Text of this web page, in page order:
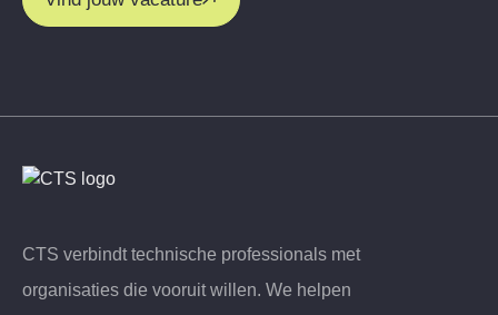
CTS verbindt technische professionals met
organisaties die vooruit willen. We helpen